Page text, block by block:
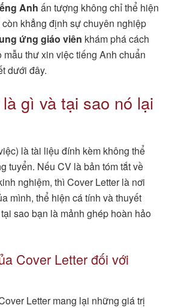
Anh ấn tượng không chỉ thể hiện
khẳng định sự chuyên nghiệp
ứng giáo viên khám phá cách
mẫu thư xin việc tiếng Anh chuẩn
dưới đây.
gì và tại sao nó lại
là tài liệu đính kèm không thể
tuyển. Nếu CV là bản tóm tắt về
nghiệm, thì Cover Letter là nơi
mình, thể hiện cá tính và thuyết
sao bạn là mảnh ghép hoàn hảo
Cover Letter đối với
Letter mang lại những giá trị